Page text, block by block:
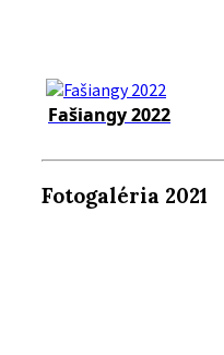
Fašiangy 2022
Fotogaléria 2021